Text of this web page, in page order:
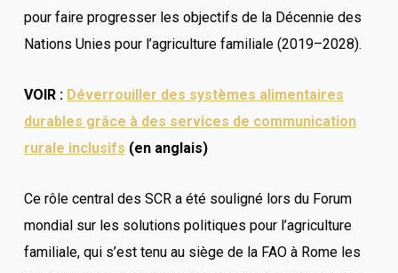
pour faire progresser les objectifs de la Décennie des
Nations Unies pour l’agriculture familiale (2019–2028).
VOIR : Déverrouiller des systèmes alimentaires
durables grâce à des services de communication
rurale inclusifs (en anglais)
Ce rôle central des SCR a été souligné lors du Forum
mondial sur les solutions politiques pour l’agriculture
familiale, qui s’est tenu au siège de la FAO à Rome les